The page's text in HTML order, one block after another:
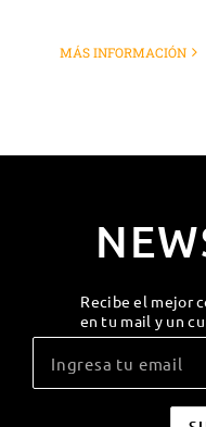
MÁS INFORMACIÓN
Recibe el mejor
en tu mail y un